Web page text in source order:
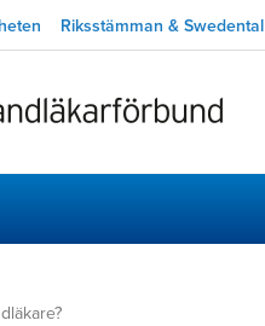
Riksstämman & Swedental